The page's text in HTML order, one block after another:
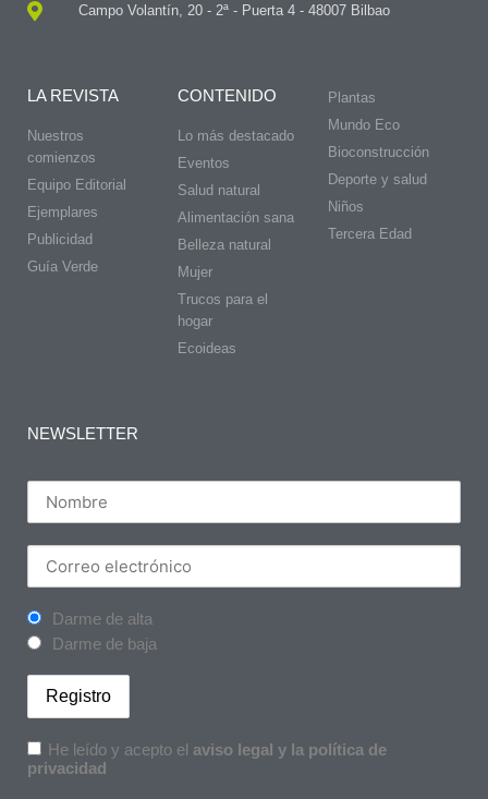
Campo Volantín, 20 - 2ª - Puerta 4 - 48007 Bilbao
LA REVISTA
Nuestros
comienzos
Equipo Editorial
Ejemplares
Publicidad
Guía Verde
CONTENIDO
Lo más destacado
Eventos
Salud natural
Alimentación sana
Belleza natural
Mujer
Trucos para el
hogar
Ecoideas
Plantas
Mundo Eco
Bioconstrucción
Deporte y salud
Niños
Tercera Edad
NEWSLETTER
Darme de alta
Darme de baja
He leído y acepto el aviso legal y la política de
privacidad